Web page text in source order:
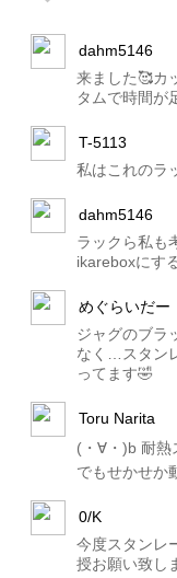
dahm5146
来ました🥰
タムで時間が
T-5113
私はこれのラ
dahm5146
ラックら私も
ikareboxにす
めぐらいだー
ジャグのブラ
なく…スタン
ってます🤣
Toru Narita
(・∀・)b 耐熱
でもせかせか
0/K
今度スタンレ
授お願い致し